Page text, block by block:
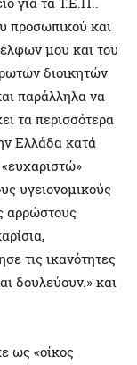
προσωπικού και
μου και του
διοικητών
παράλληλα να
τα περισσότερα
Ελλάδα κατά
υγειονομικούς
αρρώστους
τις ικανότητες
δουλεύουν.» και
ως «οίκος